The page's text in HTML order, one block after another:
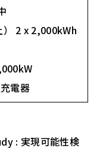
） 2 x 2,000kWh
電器
: 実現可能性検